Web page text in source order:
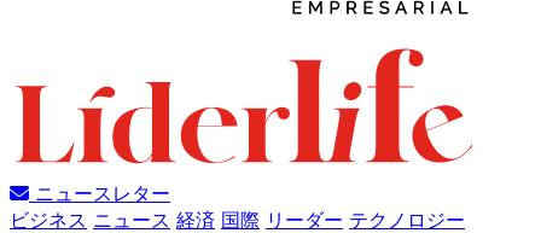
ニュースレター
ビジネス ニュース 経済 国際 リーダー テクノロジー